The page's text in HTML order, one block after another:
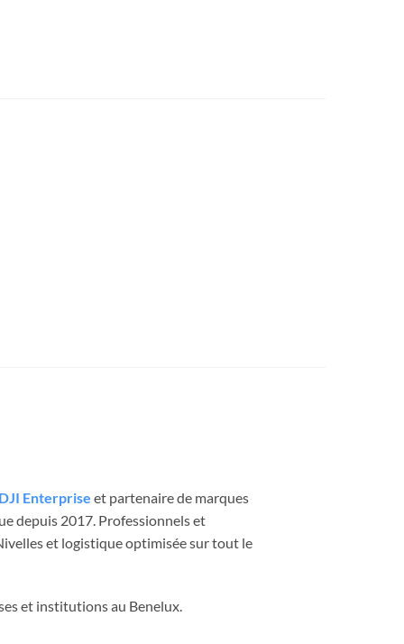
DJI Enterprise et partenaire de marques
depuis 2017. Professionnels et
et logistique optimisée sur tout le
et institutions au Benelux.